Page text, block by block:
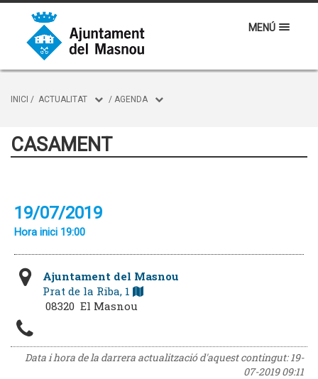
MENÚ
INICI / ACTUALITAT / AGENDA
CASAMENT
19/07/2019
Hora inici 19:00
Ajuntament del Masnou
Prat de la Riba, 1
08320 El Masnou
Data i hora de la darrera actualització d'aquest contingut:19-
07-2019 09:11